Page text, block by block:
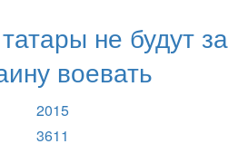
не будут за
воевать
2015
3611